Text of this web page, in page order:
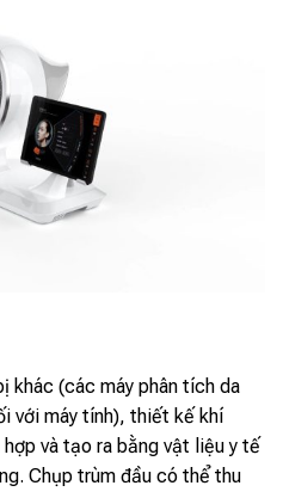
khác (các máy phân tích da
với máy tính), thiết kế khí
và tạo ra bằng vật liệu y tế
Chụp trùm đầu có thể thu